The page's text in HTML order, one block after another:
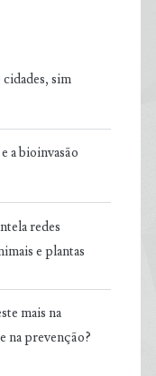
sim
a bioinvasão
redes
e plantas
mais na
na prevenção?